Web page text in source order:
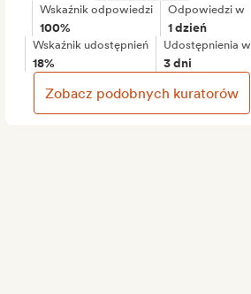
Wskaźnik odpowiedzi
100%
Odpowiedzi w
1 dzień
Wskaźnik udostępnień
18%
Udostępnienia w
3 dni
Zobacz podobnych kuratorów